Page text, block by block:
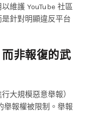
維護 YouTube 社區
針對明顯違反平台
非報復的武
大規模惡意舉報）
舉報權被限制。舉報